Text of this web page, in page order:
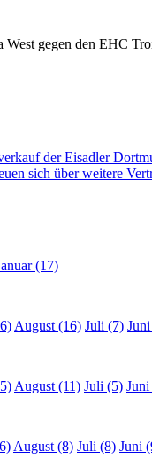
gegen den EHC
der Eisadler
sich über weitere
(17)
August (16) Juli (7)
August (11) Juli (5)
August (8) Juli (8) Juni